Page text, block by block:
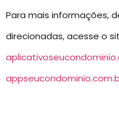
Para mais informações,
direcionadas, acesse o